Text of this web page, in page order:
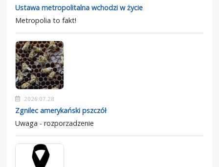
Ustawa metropolitalna wchodzi w życie
Metropolia to fakt!
2026.07.28
Zgnilec amerykański pszczół
Uwaga - rozporzadzenie